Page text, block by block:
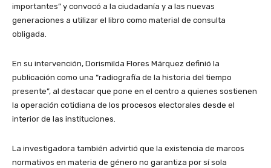
importantes” y convocó a la ciudadanía y a las nuevas
generaciones a utilizar el libro como material de consulta
obligada.
En su intervención, Dorismilda Flores Márquez definió la
publicación como una “radiografía de la historia del tiempo
presente”, al destacar que pone en el centro a quienes sostienen
la operación cotidiana de los procesos electorales desde el
interior de las instituciones.
La investigadora también advirtió que la existencia de marcos
normativos en materia de género no garantiza por sí sola